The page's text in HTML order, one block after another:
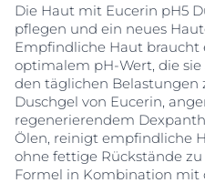
Die Haut mit Eucerin pH5
pflegen und ein neues
Empfindliche Haut
optimalem pH-Wert, die
den täglichen Belastungen
Duschgel von Eucerin,
regenerierendem
Ölen, reinigt empfindliche
ohne fettige Rückstände
Formel in Kombination mit